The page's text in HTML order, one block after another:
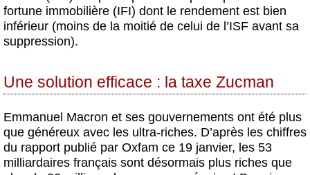
fortune immobilière (IFI) dont le rendement est bien
inférieur (moins de la moitié de celui de l’ISF avant sa
suppression).
Une solution efficace : la taxe Zucman
Emmanuel Macron et ses gouvernements ont été plus
que généreux avec les ultra-riches. D’après les chiffres
du rapport publié par Oxfam ce 19 janvier, les 53
milliardaires français sont désormais plus riches que